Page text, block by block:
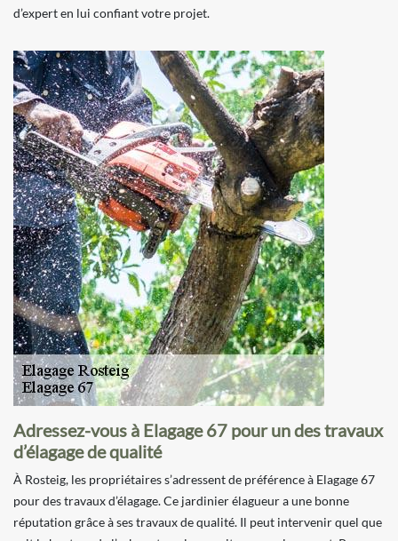
d’expert en lui confiant votre projet.
Adressez-vous à Elagage 67 pour un des travaux
d’élagage de qualité
À Rosteig, les propriétaires s’adressent de préférence à Elagage 67
pour des travaux d’élagage. Ce jardinier élagueur a une bonne
réputation grâce à ses travaux de qualité. Il peut intervenir quel que